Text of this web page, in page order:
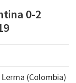
0-2
(Colombia)